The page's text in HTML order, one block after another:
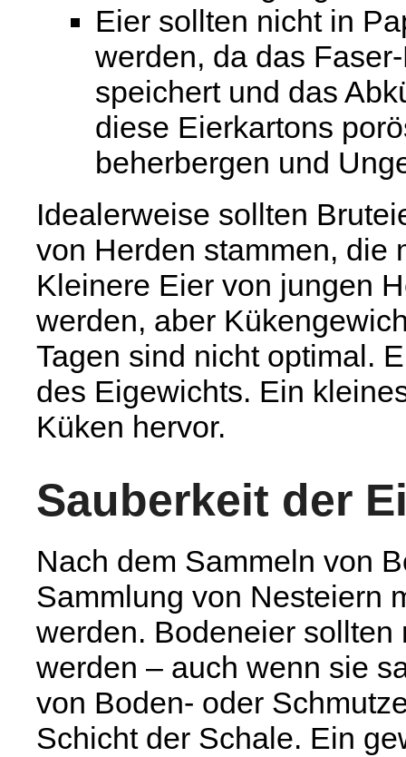
Eier sollten nicht in
werden, da das
speichert und das
diese Eierkartons
beherbergen und
Idealerweise sollten
von Herden stammen, die
Kleinere Eier von jungen
werden, aber
Tagen sind nicht optimal.
des Eigewichts. Ein
Küken hervor.
Sauberkeit der
Nach dem Sammeln von
Sammlung von Nesteiern
werden. Bodeneier
werden – auch wenn sie
von Boden- oder
Schicht der Schale. Ein